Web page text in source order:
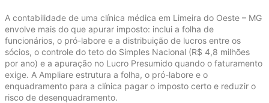
A contabilidade de uma clínica médica em Limeira do Oeste – MG
envolve mais do que apurar imposto: inclui a folha de
funcionários, o pró-labore e a distribuição de lucros entre os
sócios, o controle do teto do Simples Nacional (R$ 4,8 milhões
por ano) e a apuração no Lucro Presumido quando o faturamento
exige. A Ampliare estrutura a folha, o pró-labore e o
enquadramento para a clínica pagar o imposto certo e reduzir o
risco de desenquadramento.